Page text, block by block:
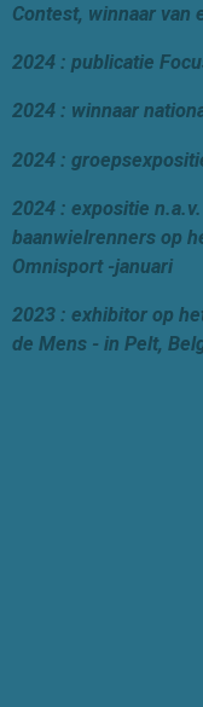
Contest, winnaar van
2024 : publicatie
2024 : winnaar
2024 :
2024 : expositie
baanwielrenners op
Omnisport -januari
2023 : exhibitor op
de Mens - in Pelt,